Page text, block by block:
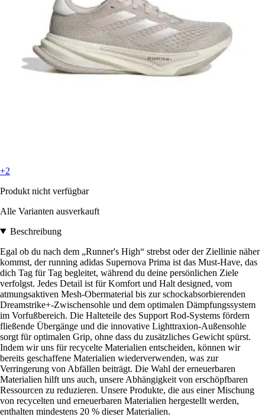
+2
Produkt nicht verfügbar
Alle Varianten ausverkauft
Beschreibung
Egal ob du nach dem „Runner's High“ strebst oder der Ziellinie näher
kommst, der running adidas Supernova Prima ist das Must-Have, das
dich Tag für Tag begleitet, während du deine persönlichen Ziele
verfolgst. Jedes Detail ist für Komfort und Halt designed, vom
atmungsaktiven Mesh-Obermaterial bis zur schockabsorbierenden
Dreamstrike+-Zwischensohle und dem optimalen Dämpfungssystem
im Vorfußbereich. Die Halteteile des Support Rod-Systems fördern
fließende Übergänge und die innovative Lighttraxion-Außensohle
sorgt für optimalen Grip, ohne dass du zusätzliches Gewicht spürst.
Indem wir uns für recycelte Materialien entscheiden, können wir
bereits geschaffene Materialien wiederverwenden, was zur
Verringerung von Abfällen beiträgt. Die Wahl der erneuerbaren
Materialien hilft uns auch, unsere Abhängigkeit von erschöpfbaren
Ressourcen zu reduzieren. Unsere Produkte, die aus einer Mischung
von recycelten und erneuerbaren Materialien hergestellt werden,
enthalten mindestens 20 % dieser Materialien.